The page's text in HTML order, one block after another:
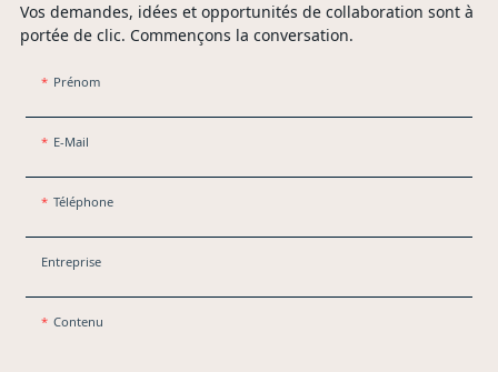
Vos demandes, idées et opportunités de collaboration sont à
portée de clic. Commençons la conversation.
Prénom
E-Mail
Téléphone
Entreprise
Contenu